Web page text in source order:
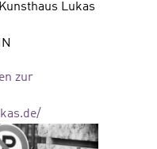
Lukas
zur